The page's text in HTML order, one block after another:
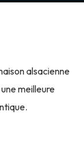
alsacienne
meilleure